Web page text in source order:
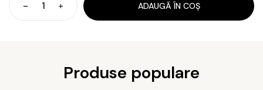
Cantitate
Capri
ADAUGĂ ÎN COȘ
Produse populare